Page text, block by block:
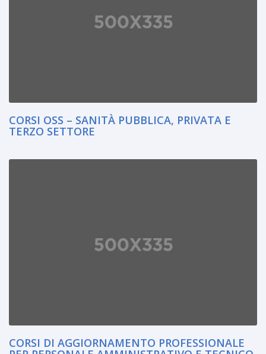
CORSI OSS – SANITÀ PUBBLICA, PRIVATA E
TERZO SETTORE
CORSI DI AGGIORNAMENTO PROFESSIONALE